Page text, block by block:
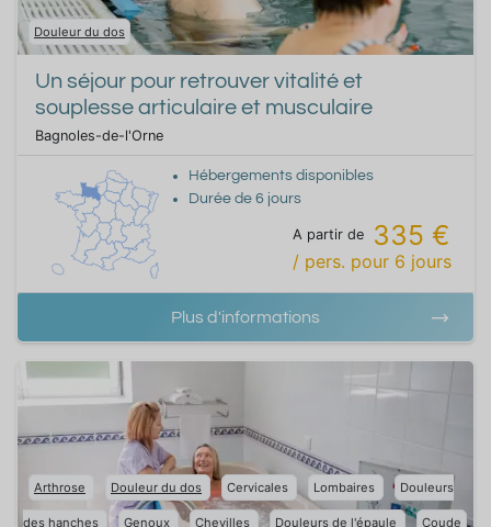
Douleur du dos
Un séjour pour retrouver vitalité et
souplesse articulaire et musculaire
Bagnoles-de-l'Orne
Hébergements disponibles
Durée de 6 jours
A partir de 335 €
/ pers. pour 6 jours
Plus d'informations
Arthrose Douleur du dos Cervicales Lombaires Douleurs
des hanches Genoux Chevilles Douleurs de l'épaule Coude